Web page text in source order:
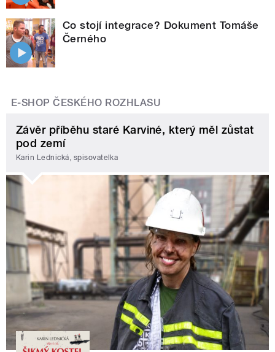
Co stojí integrace? Dokument Tomáše
Černého
E-SHOP ČESKÉHO ROZHLASU
Závěr příběhu staré Karviné, který měl zůstat
pod zemí
Karin Lednická, spisovatelka